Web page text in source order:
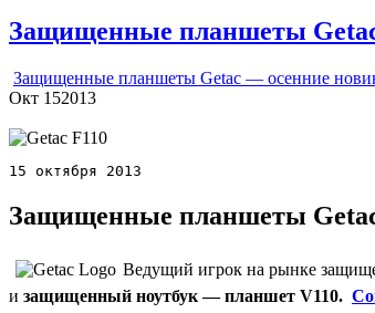
Защищенные планшеты
Защищенные планшеты Getac — осенние
Окт 152013
15 октября 2013
Защищенные планшеты
Ведущий игрок на рынке
и защищенный ноутбук — планшет V110.